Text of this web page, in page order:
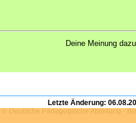
Deine Meinung
Letzte Änderung:
© Deutsche Pädagogische Abteilung -